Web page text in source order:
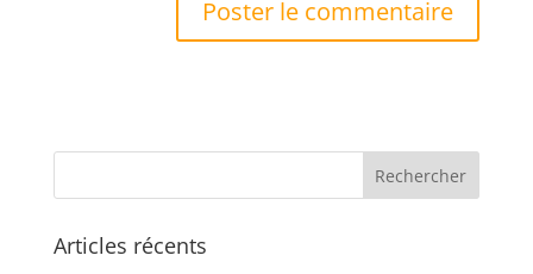
Articles récents